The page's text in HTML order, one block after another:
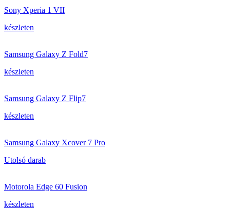
Sony Xperia 1 VII
készleten
Samsung Galaxy Z Fold7
készleten
Samsung Galaxy Z Flip7
készleten
Samsung Galaxy Xcover 7 Pro
Utolsó darab
Motorola Edge 60 Fusion
készleten